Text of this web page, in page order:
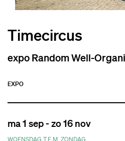
Timecircus
expo Random Well-
EXPO
ma 1 sep- zo 16 nov
WOENSDAG T.E.M. ZONDAG